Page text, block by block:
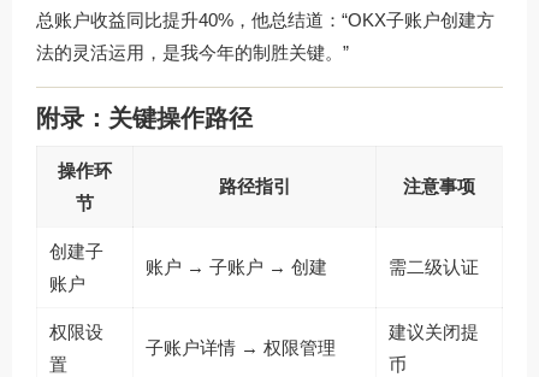
总账户收益同比提升40%，他总结道：“OKX子账户创建方
法的灵活运用，是我今年的制胜关键。”
附录：关键操作路径
操作环
节
路径指引 注意事项
创建子
账户
账户 → 子账户 → 创建 需二级认证
权限设
置
子账户详情 → 权限管理
建议关闭提
币